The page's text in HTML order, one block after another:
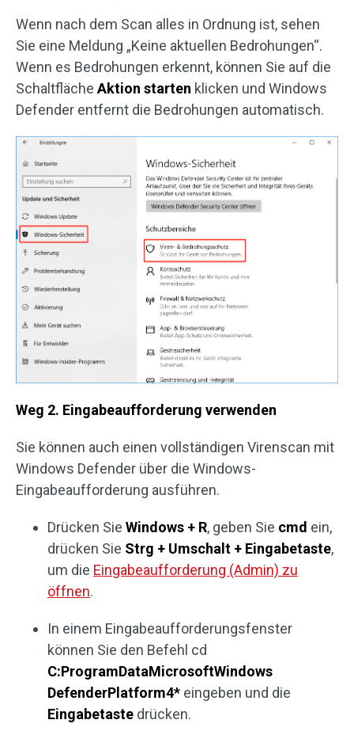
Wenn nach dem Scan alles in Ordnung ist, sehen
Sie eine Meldung „Keine aktuellen Bedrohungen“.
Wenn es Bedrohungen erkennt, können Sie auf die
Schaltfläche Aktion starten klicken und Windows
Defender entfernt die Bedrohungen automatisch.
Weg 2. Eingabeaufforderung verwenden
Sie können auch einen vollständigen Virenscan mit
Windows Defender über die Windows-
Eingabeaufforderung ausführen.
Drücken Sie Windows + R, geben Sie cmd ein,
drücken Sie Strg + Umschalt + Eingabetaste,
um die Eingabeaufforderung (Admin) zu
öffnen.
In einem Eingabeaufforderungsfenster
können Sie den Befehl cd
C:ProgramDataMicrosoftWindows
DefenderPlatform4* eingeben und die
Eingabetaste drücken.